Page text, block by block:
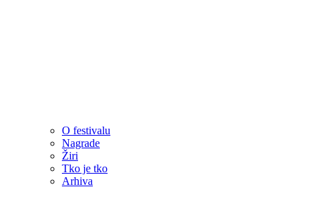
O festivalu
Nagrade
Žiri
Tko je tko
Arhiva